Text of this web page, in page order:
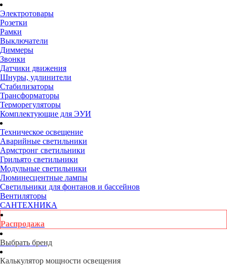
Электротовары
Розетки
Рамки
Выключатели
Диммеры
Звонки
Датчики движения
Шнуры, удлинители
Стабилизаторы
Трансформаторы
Терморегуляторы
Комплектующие для ЭУИ
Техническое освещение
Аварийные светильники
Армстронг светильники
Грильято светильники
Модульные светильники
Люминесцентные лампы
Светильники для фонтанов и бассейнов
Вентиляторы
САНТЕХНИКА
Распродажа
Выбрать бренд
Калькулятор мощности освещения